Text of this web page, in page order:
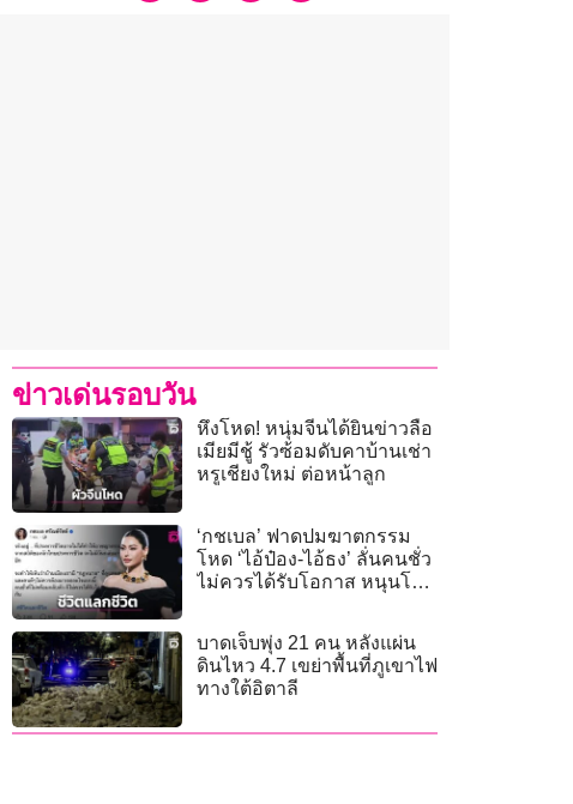
ข่าวเด่นรอบวัน
หึงโหด! หนุ่มจีนได้ยินข่าวลือ
เมียมีชู้ รัวซ้อมดับคาบ้านเช่า
หรูเชียงใหม่ ต่อหน้าลูก
‘กชเบล’ ฟาดปมฆาตกรรม
โหด ‘ไอ้ป๋อง-ไอ้ธง’ ลั่นคนชั่ว
ไม่ควรได้รับโอกาส หนุนโทษ
บาดเจ็บพุ่ง 21 คน หลังแผ่น
ดินไหว 4.7 เขย่าพื้นที่ภูเขาไฟ
ทางใต้อิตาลี